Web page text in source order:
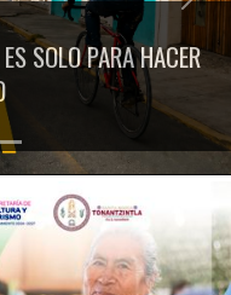
SOLO PARA HACER
Next